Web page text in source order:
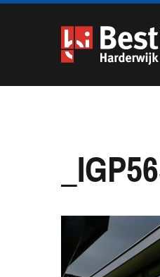
overslaan